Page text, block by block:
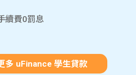
續費0罰息
多 uFinance 學生貸款